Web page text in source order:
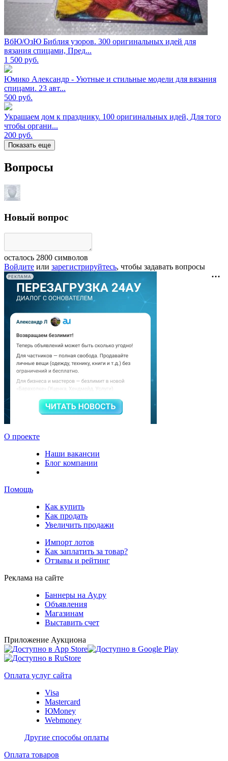
ВбЮ/ОзЮ Библия узоров. 300 оригинальных идей для
вязания спицами, Пред...
1 500 руб.
Юмико Александр - Уютные и стильные модели для вязания
спицами. 23 авт...
500 руб.
Украшаем дом к празднику. 100 оригинальных идей, Для того
чтобы органи...
200 руб.
Показать еще
Вопросы
Новый вопрос
осталось 2800 символов
Войдите или зарегистрируйтесь, чтобы задавать вопросы
РЕКЛАМА
О проекте
Наши вакансии
Блог компании
Помощь
Как купить
Как продать
Увеличить продажи
Импорт лотов
Как заплатить за товар?
Отзывы и рейтинг
Реклама на сайте
Баннеры на Ау.ру
Объявления
Магазинам
Выставить счет
Приложение Аукциона
Оплата услуг сайта
Visa
Mastercard
ЮMoney
Webmoney
Другие способы оплаты
Оплата товаров